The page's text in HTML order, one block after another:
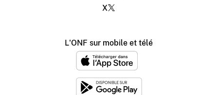
X
L'ONF sur mobile et télé